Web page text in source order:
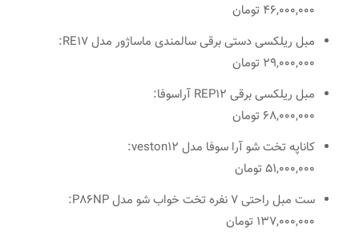
46,000,000 تومان
مبل ریلکسی دستی برقی سالمندی ماساژور مدل RE17:
29,000,000 تومان
مبل ریلکسی برقی REP12 آراسوفا:
68,000,000 تومان
کاناپه تخت شو آرا سوفا مدل veston12:
51,000,000 تومان
ست مبل راحتی 7 نفره تخت خواب شو مدل P86NP:
137,000,000 تومان